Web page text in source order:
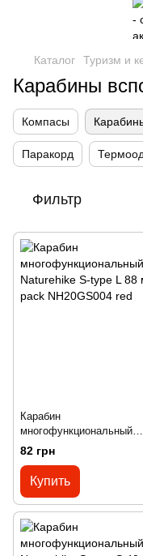
Каталог Туризм и
Карабины
Компасы
Паракорд
Фильтр
Карабин
многофункциональный
Naturehike S-type L 88 мм
pack NH20GS004 red
82 грн
Купить